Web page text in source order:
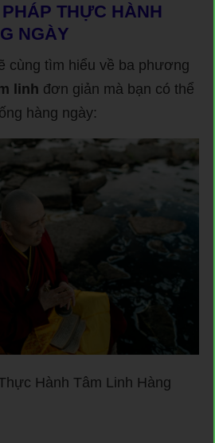
THỰC HÀNH
NGÀY
cùng tìm hiểu về ba phương
linh đơn giản mà bạn có thể
hàng ngày:
Hành Tâm Linh Hàng